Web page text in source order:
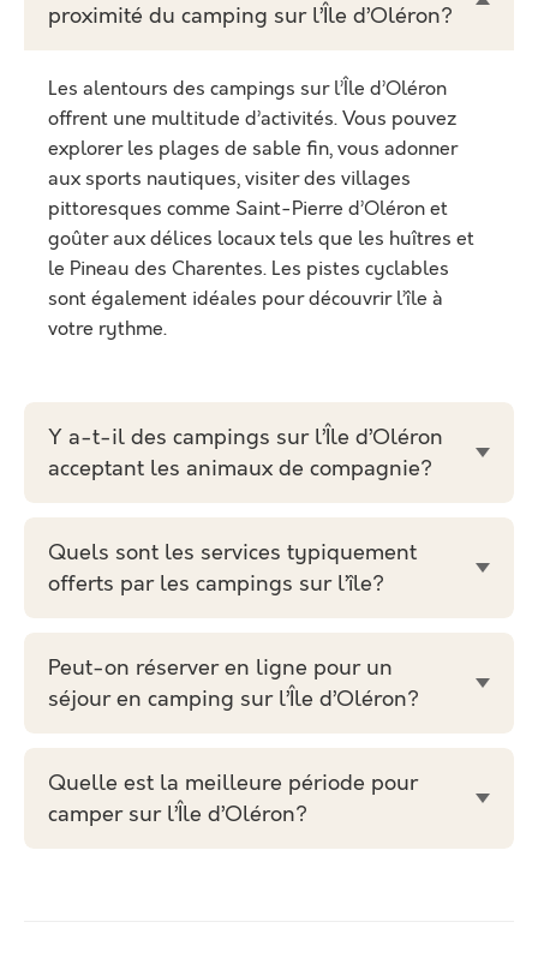
proximité du camping sur l’Île d’Oléron?
Les alentours des campings sur l’Île d’Oléron
offrent une multitude d’activités. Vous pouvez
explorer les plages de sable fin, vous adonner
aux sports nautiques, visiter des villages
pittoresques comme Saint-Pierre d’Oléron et
goûter aux délices locaux tels que les huîtres et
le Pineau des Charentes. Les pistes cyclables
sont également idéales pour découvrir l’île à
votre rythme.
Y a-t-il des campings sur l’Île d’Oléron
acceptant les animaux de compagnie?
Quels sont les services typiquement
offerts par les campings sur l’île?
Peut-on réserver en ligne pour un
séjour en camping sur l’Île d’Oléron?
Quelle est la meilleure période pour
camper sur l’Île d’Oléron?